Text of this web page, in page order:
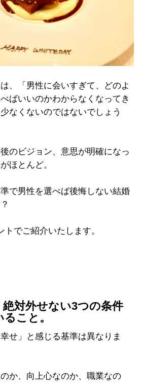
、「男性に会いすぎて、どのよ
ばいいのかわからなくなってき
なくないのではないでしょう
のビジョン、意思が明確になっ
ほとんど。
で男性を選べば後悔しない結婚
でご紹介いたします。
対外せない3つの条件
こと。
せ」と感じる基準は異なりま
か、向上心なのか、職業なの